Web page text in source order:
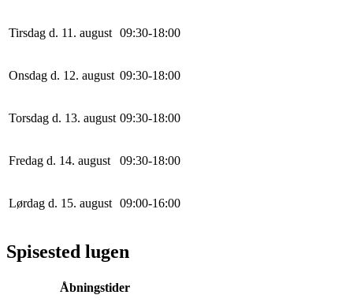
Tirsdag d. 11. august 09:30-18:00
Onsdag d. 12. august 09:30-18:00
Torsdag d. 13. august 09:30-18:00
Fredag d. 14. august 09:30-18:00
Lørdag d. 15. august 09:00-16:00
Spisested lugen
Åbningstider